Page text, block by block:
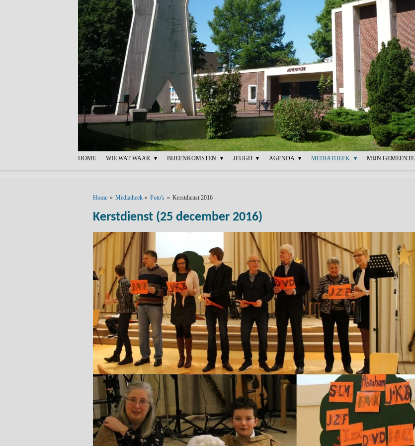
HOME WIE WAT WAAR BIJEENKOMSTEN JEUGD AGENDA MEDIATHEEK MIJN GEMEENTE
Home » Mediatheek » Foto's » Kerstdienst 2016
Kerstdienst (25 december 2016)